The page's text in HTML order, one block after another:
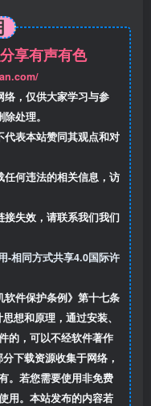
享有声有色
，仅供大家学习与参
处理。
表本站赞同其观点和对
何违法的相关信息，访
失效，请联系我们我们
-相同方式共享4.0国际许
件保护条例》第十七条
想和原理，通过安装、
的，可以不经软件著作
下载资源收集于网络，
。若您需要使用非免费
用。本站发布的内容若